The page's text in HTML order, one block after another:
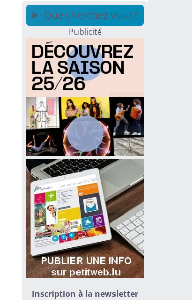
Que cherchez-vous?
Publicité
Inscription à la newsletter